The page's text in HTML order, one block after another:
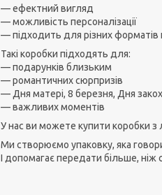
— ефектний вигляд
— можливість персоналізації
— підходить для різних форматів
Такі коробки підходять для:
— подарунків близьким
— романтичних сюрпризів
— Дня матері, 8 березня, Дня
— важливих моментів
У нас ви можете купити коробки з
Ми створюємо упаковку, яка
І допомагає передати більше, ніж